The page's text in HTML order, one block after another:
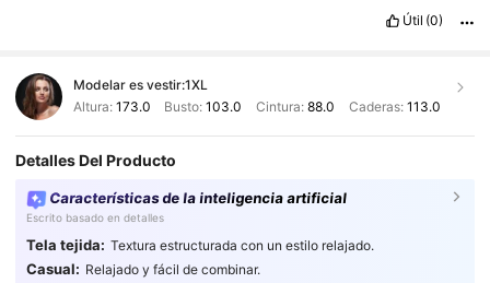
Útil (0)
Modelar es vestir:1XL
Altura: 173.0 Busto:103.0 Cintura: 88.0 Caderas: 113.0
Detalles Del Producto
Características de la inteligencia artificial
Escrito basado en detalles
Tela tejida: Textura estructurada con un estilo relajado.
Casual: Relajado y fácil de combinar.